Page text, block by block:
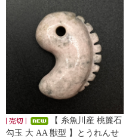
【 糸魚川産 桃簾石
勾玉 大 AA 獣型 】とうれんせ